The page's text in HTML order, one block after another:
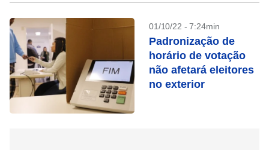
01/10/22 - 7:24min
Padronização de
horário de votação
não afetará eleitores
no exterior